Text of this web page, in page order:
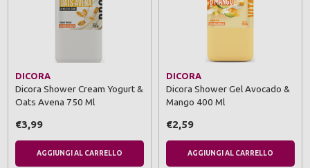
DICORA
Dicora Shower Cream Yogurt &
Oats Avena 750 Ml
€3,99
AGGIUNGI AL CARRELLO
DICORA
Dicora Shower Gel Avocado &
Mango 400 Ml
€2,59
AGGIUNGI AL CARRELLO